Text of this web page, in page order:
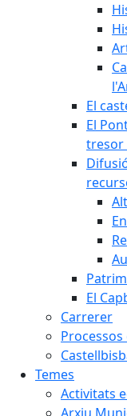
El
El
tresor
El
Carrerer
Temes
Activitats